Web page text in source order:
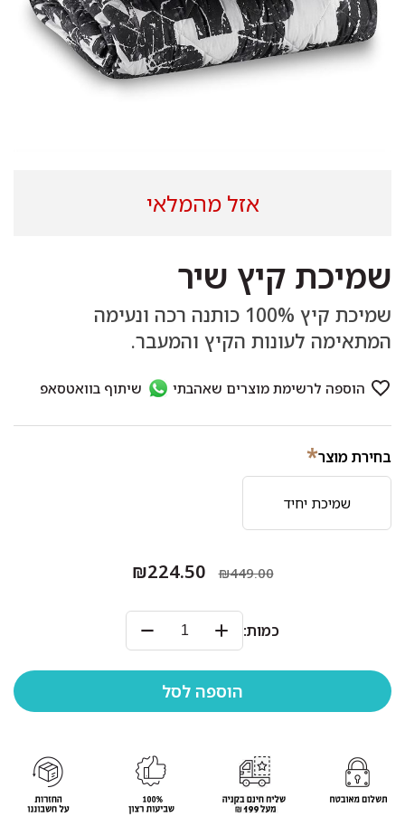
אזל מהמלאי
שמיכת קיץ שיר
שמיכת קיץ 100% כותנה רכה ונעימה
המתאימה לעונות הקיץ והמעבר.
בחירת מוצר*
שמיכת יחיד
₪449.00
₪224.50
כמות: